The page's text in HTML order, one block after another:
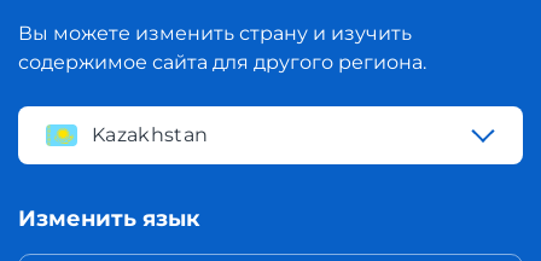
Вы можете изменить страну и изучить
содержимое сайта для другого региона.
Kazakhstan
Изменить язык